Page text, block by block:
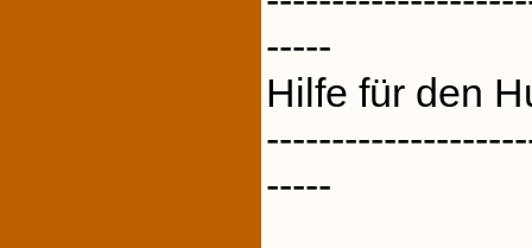
-----
Hilfe für den
-----